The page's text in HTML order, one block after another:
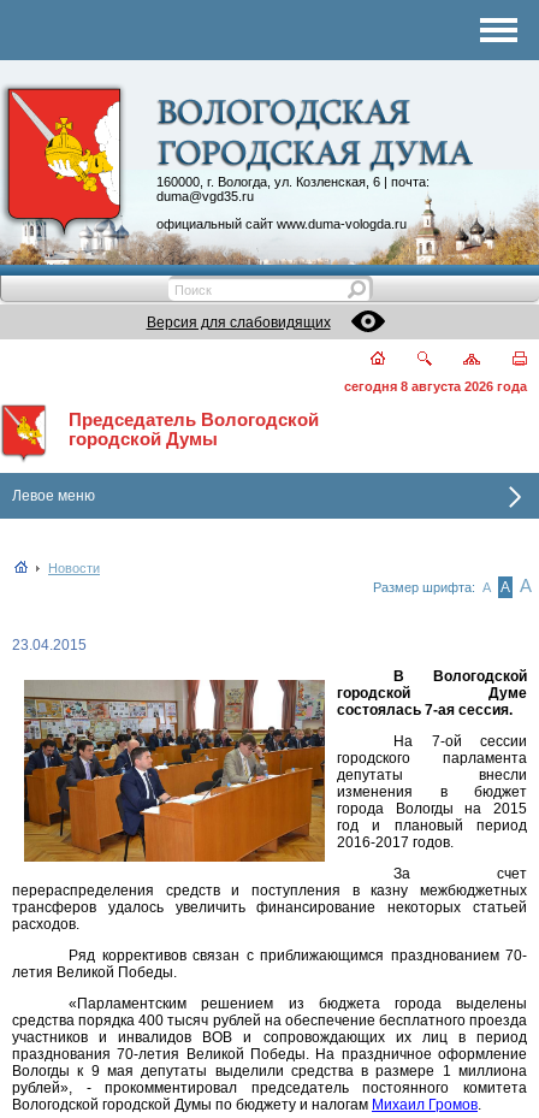
160000, г. Вологда, ул. Козленская, 6 | почта:
duma@vgd35.ru
официальный сайт www.duma-vologda.ru
Контакты
Депутатские объединения
Версия для слабовидящих
сегодня 8 августа 2026 года
Председатель Вологодской
городской Думы
Левое меню
Новости
Размер шрифта: А А А
23.04.2015
В Вологодской
городской Думе
состоялась 7-ая сессия.
На 7-ой сессии
городского парламента
депутаты внесли
изменения в бюджет
города Вологды на 2015
год и плановый период
2016-2017 годов.
За счет
перераспределения средств и поступления в казну межбюджетных
трансферов удалось увеличить финансирование некоторых статьей
расходов.
Ряд коррективов связан с приближающимся празднованием 70-
летия Великой Победы.
«Парламентским решением из бюджета города выделены
средства порядка 400 тысяч рублей на обеспечение бесплатного проезда
участников и инвалидов ВОВ и сопровождающих их лиц в период
празднования 70-летия Великой Победы. На праздничное оформление
Вологды к 9 мая депутаты выделили средства в размере 1 миллиона
рублей», - прокомментировал председатель постоянного комитета
Вологодской городской Думы по бюджету и налогам Михаил Громов.